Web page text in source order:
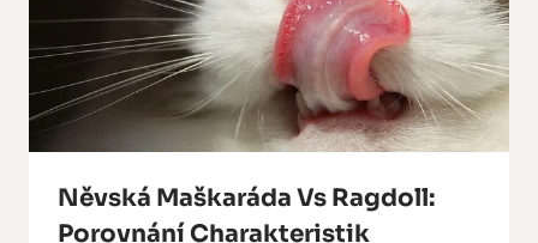
Něvská Maškaráda Vs Ragdoll:
Porovnání Charakteristik